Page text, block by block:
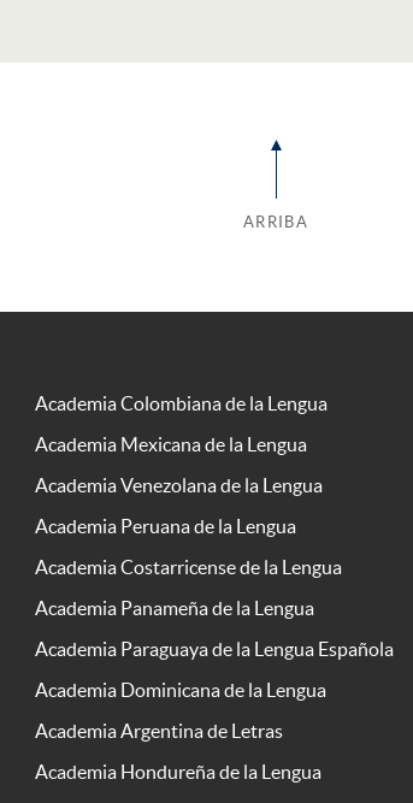
ARRIBA
Academia Colombiana de la Lengua
Academia Mexicana de la Lengua
Academia Venezolana de la Lengua
Academia Peruana de la Lengua
Academia Costarricense de la Lengua
Academia Panameña de la Lengua
Academia Paraguaya de la Lengua Española
Academia Dominicana de la Lengua
Academia Argentina de Letras
Academia Hondureña de la Lengua